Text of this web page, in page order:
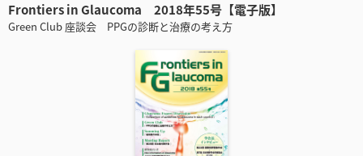
Frontiers in Glaucoma 2018年55号【電子版】
Green Club 座談会 PPGの診断と治療の考え方